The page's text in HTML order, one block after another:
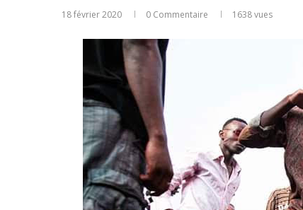
18 février 2020 0 Commentaire 1638vues